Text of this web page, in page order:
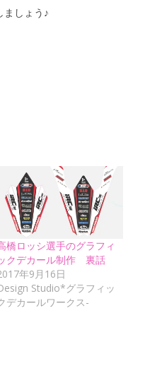
ましょう♪
橋ロッシ選手のグラフィ
クデカール制作 裏話
年9月16日
Studio*グラフィッ
デカールワークス-